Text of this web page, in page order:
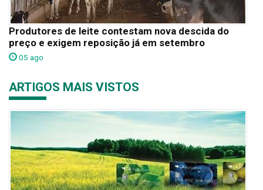
Produtores de leite contestam nova descida do
preço e exigem reposição já em setembro
05 ago
ARTIGOS MAIS VISTOS